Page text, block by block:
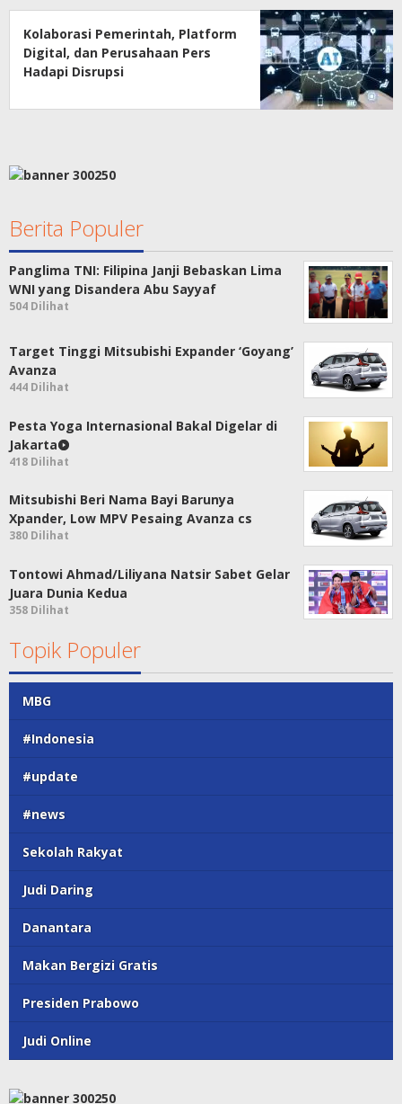
Kolaborasi Pemerintah, Platform
Digital, dan Perusahaan Pers
Hadapi Disrupsi
Berita Populer
Panglima TNI: Filipina Janji Bebaskan Lima
WNI yang Disandera Abu Sayyaf
504 Dilihat
Target Tinggi Mitsubishi Expander ‘Goyang’
Avanza
444 Dilihat
Pesta Yoga Internasional Bakal Digelar di
Jakarta
418 Dilihat
Mitsubishi Beri Nama Bayi Barunya
Xpander, Low MPV Pesaing Avanza cs
380 Dilihat
Tontowi Ahmad/Liliyana Natsir Sabet Gelar
Juara Dunia Kedua
358 Dilihat
Topik Populer
MBG
#Indonesia
#update
#news
Sekolah Rakyat
Judi Daring
Danantara
Makan Bergizi Gratis
Presiden Prabowo
Judi Online